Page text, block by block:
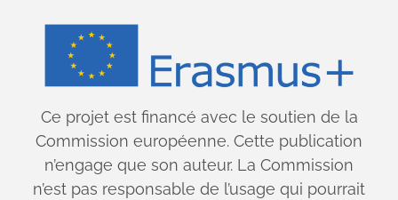
Ce projet est financé avec le soutien de la
Commission européenne. Cette publication
n’engage que son auteur. La Commission
n’est pas responsable de l’usage qui pourrait